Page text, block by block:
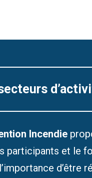
Incendie
participants et le
d’être